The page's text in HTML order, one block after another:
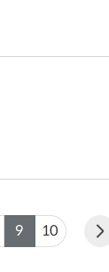
9 10